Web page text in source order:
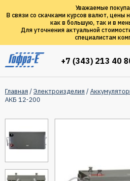
Уважаемые
В связи со скачками курсов валют, цены
как в большую, так и в
Для уточнения актуальной
специалистам
+7 (343) 213 40
Главная /Электроизделия /
АКБ 12-200